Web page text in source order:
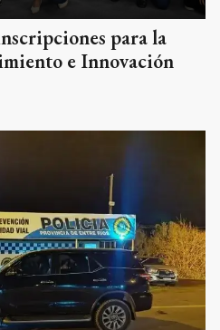
para la
e Innovación